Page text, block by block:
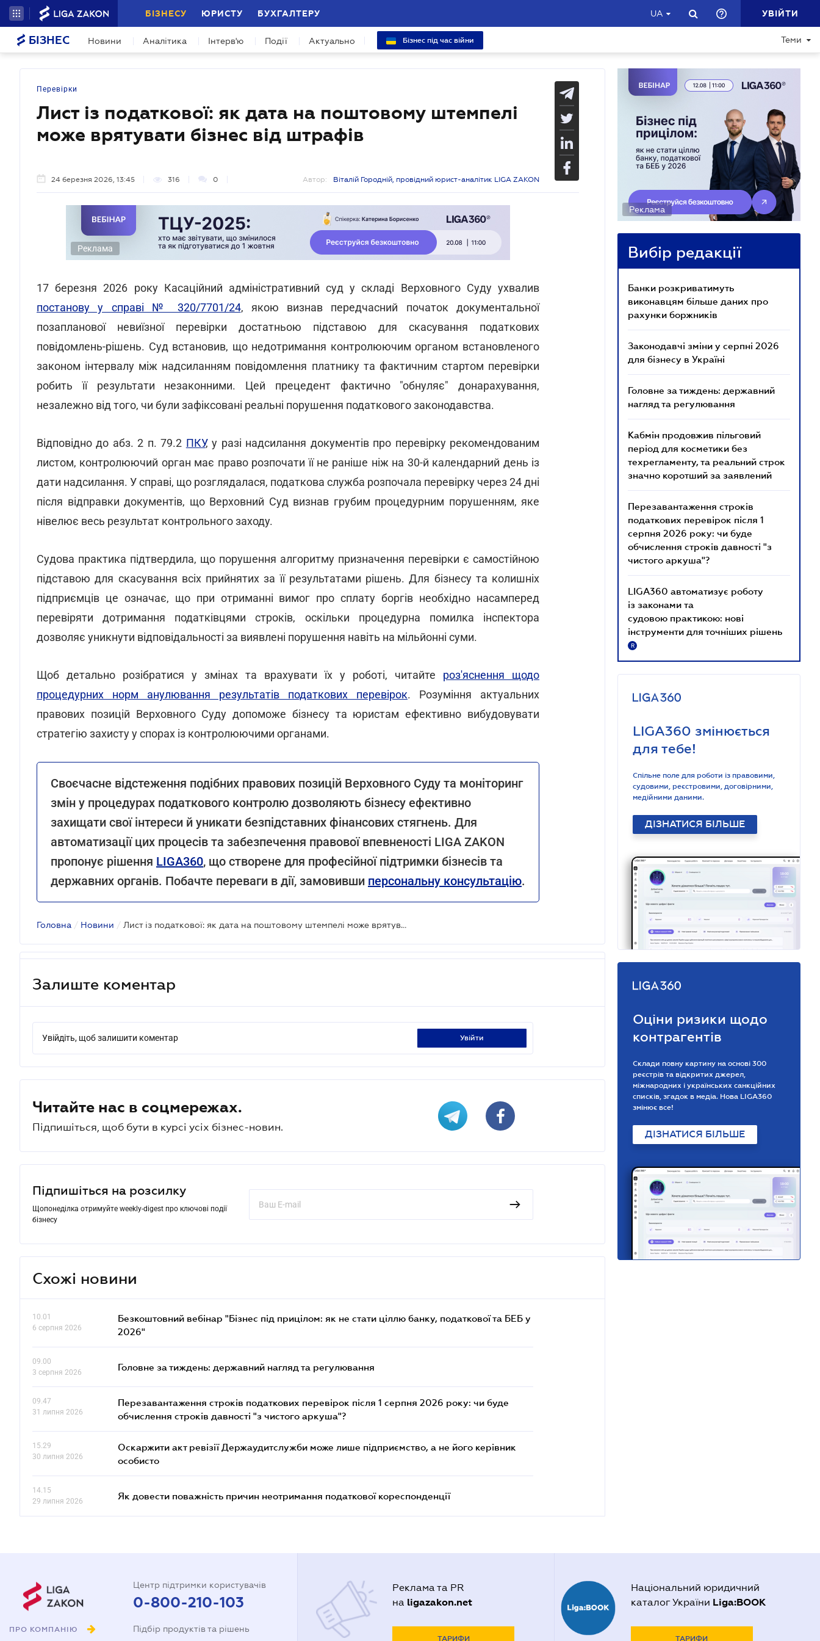
БІЗНЕСУ ЮРИСТУ БУХГАЛТЕРУ UA УВІЙТИ
БІЗНЕС Новини Аналітика Інтерв'ю Події Актуально Бізнес під час війни Теми
Перевірки
Лист із податкової: як дата на поштовому штемпелі
може врятувати бізнес від штрафів
24 березня 2026, 13:45 316 0 Автор: Віталій Городній, провідний юрист-аналітик LIGA ZAKON
Реклама
17 березня 2026 року Касаційний адміністративний суд у складі Верховного Суду ухвалив
постанову у справі № 320/7701/24, якою визнав передчасний початок документальної
позапланової невиїзної перевірки достатньою підставою для скасування податкових
повідомлень-рішень. Суд встановив, що недотримання контролюючим органом встановленого
законом інтервалу між надсиланням повідомлення платнику та фактичним стартом перевірки
робить її результати незаконними. Цей прецедент фактично "обнуляє" донарахування,
незалежно від того, чи були зафіксовані реальні порушення податкового законодавства.
Відповідно до абз. 2 п. 79.2 ПКУ, у разі надсилання документів про перевірку рекомендованим
листом, контролюючий орган має право розпочати її не раніше ніж на 30-й календарний день із
дати надсилання. У справі, що розглядалася, податкова служба розпочала перевірку через 24 дні
після відправки документів, що Верховний Суд визнав грубим процедурним порушенням, яке
нівелює весь результат контрольного заходу.
Судова практика підтвердила, що порушення алгоритму призначення перевірки є самостійною
підставою для скасування всіх прийнятих за її результатами рішень. Для бізнесу та колишніх
підприємців це означає, що при отриманні вимог про сплату боргів необхідно насамперед
перевіряти дотримання податківцями строків, оскільки процедурна помилка інспектора
дозволяє уникнути відповідальності за виявлені порушення навіть на мільйонні суми.
Щоб детально розібратися у змінах та врахувати їх у роботі, читайте роз'яснення щодо
процедурних норм анулювання результатів податкових перевірок. Розуміння актуальних
правових позицій Верховного Суду допоможе бізнесу та юристам ефективно вибудовувати
стратегію захисту у спорах із контролюючими органами.
Своєчасне відстеження подібних правових позицій Верховного Суду та моніторинг
змін у процедурах податкового контролю дозволяють бізнесу ефективно
захищати свої інтереси й уникати безпідставних фінансових стягнень. Для
автоматизації цих процесів та забезпечення правової впевненості LIGA ZAKON
пропонує рішення LIGA360, що створене для професійної підтримки бізнесів та
державних органів. Побачте переваги в дії, замовивши персональну консультацію.
Головна / Новини / Лист із податкової: як дата на поштовому штемпелі може врятувати бізнес від штрафів
Залиште коментар
Увійдіть, щоб залишити коментар увійти
Читайте нас в соцмережах.
Підпишіться, щоб бути в курсі усіх бізнес-новин.
Підпишіться на розсилку
Щопонеділка отримуйте weekly-digest про ключові події
бізнесу
Схожі новини
10.01
6 серпня 2026
Безкоштовний вебінар "Бізнес під прицілом: як не стати ціллю банку, податкової та БЕБ у
2026"
09.00
3 серпня 2026
Головне за тиждень: державний нагляд та регулювання
09.47
31 липня 2026
Перезавантаження строків податкових перевірок після 1 серпня 2026 року: чи буде
обчислення строків давності "з чистого аркуша"?
15.29
30 липня 2026
Оскаржити акт ревізії Держаудитслужби може лише підприємство, а не його керівник
особисто
14.15
29 липня 2026
Як довести поважність причин неотримання податкової кореспонденції
Реклама
Вибір редакції
Банки розкриватимуть
виконавцям більше даних про
рахунки боржників
Законодавчі зміни у серпні 2026
для бізнесу в Україні
Головне за тиждень: державний
нагляд та регулювання
Кабмін продовжив пільговий
період для косметики без
техрегламенту, та реальний строк
значно коротший за заявлений
Перезавантаження строків
податкових перевірок після 1
серпня 2026 року: чи буде
обчислення строків давності "з
чистого аркуша"?
LIGA360 автоматизує роботу
із законами та
судовою практикою: нові
інструменти для точніших рішень
R
LIGA360 змінюється
для тебе!
Спільне поле для роботи із правовими,
судовими, реєстровими, договірними,
медійними даними.
ДІЗНАТИСЯ БІЛЬШЕ
Оціни ризики щодо
контрагентів
Склади повну картину на основі 300
реєстрів та відкритих джерел,
міжнародних і українських санкційних
списків, згадок в медіа. Нова LIGA360
змінює все!
ДІЗНАТИСЯ БІЛЬШЕ
ПРО КОМПАНІЮ
Центр підтримки користувачів
0-800-210-103
Підбір продуктів та рішень
Реклама та PR
на ligazakon.net
ТАРИФИ
Національний юридичний
каталог України Liga:BOOK
ТАРИФИ